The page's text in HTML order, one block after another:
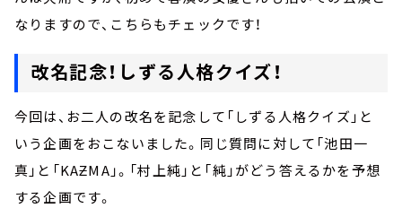
なりますので、こちらもチェックです！
改名記念！しずる人格クイズ！
今回は、お二人の改名を記念して「しずる人格クイズ」と
いう企画をおこないました。同じ質問に対して「池田一
真」と「KAƵMA」。「村上純」と「純」がどう答えるかを予想
する企画です。